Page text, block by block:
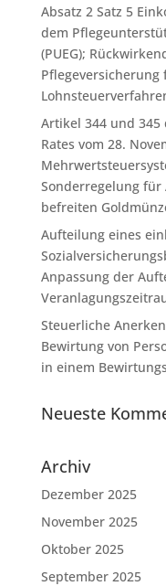
Absatz 2 Satz 5
dem
(PUEG);
Pflegeversicherung
Artikel 344 und 345
Rates vom 28.
Sonderregelung für
befreiten
Aufteilung eines
Anpassung der
Steuerliche
Bewirtung von
in einem
Neueste
Archiv
Dezember 2025
November 2025
Oktober 2025
September 2025